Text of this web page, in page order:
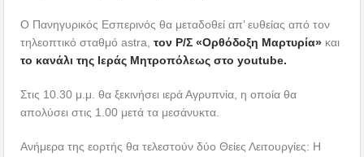
Ο Πανηγυρικός Εσπερινός θα μεταδοθεί απ’ ευθείας από τον
τηλεοπτικό σταθμό astra,τον Ρ/Σ «Ορθόδοξη Μαρτυρία» και
το κανάλι της Ιεράς Μητροπόλεως στο youtube.
Στις 10.30 μ.μ. θα ξεκινήσει ιερά Αγρυπνία, η οποία θα
απολύσει στις 1.00 μετά τα μεσάνυκτα.
Ανήμερα της εορτής θα τελεστούν δύο Θείες Λειτουργίες: Η